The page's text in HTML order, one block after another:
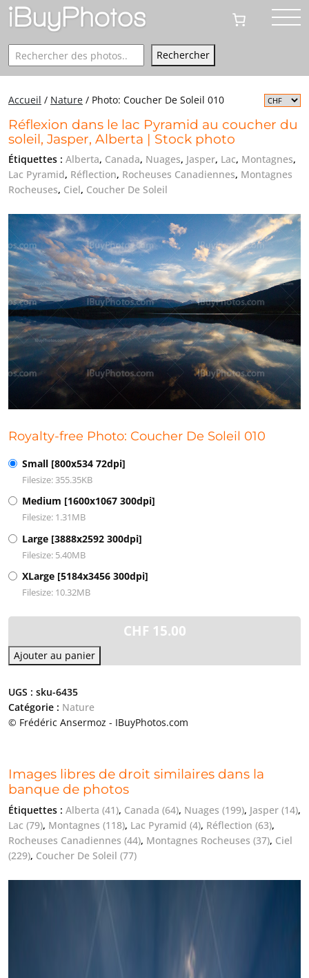
Rechercher Rechercher
Accueil / Nature / Photo: Coucher De Soleil 010
Réflexion dans le lac Pyramid au coucher du
soleil, Jasper, Alberta | Stock photo
Étiquettes : Alberta, Canada, Nuages, Jasper, Lac, Montagnes,
Lac Pyramid, Réflection, Rocheuses Canadiennes, Montagnes
Rocheuses, Ciel, Coucher De Soleil
Royalty-free Photo: Coucher De Soleil 010
Small [800x534 72dpi]
Filesize: 355.35KB
Medium [1600x1067 300dpi]
Filesize: 1.31MB
Large [3888x2592 300dpi]
Filesize: 5.40MB
XLarge [5184x3456 300dpi]
Filesize: 10.32MB
CHF 15.00
Ajouter au panier
UGS : sku-6435
Catégorie : Nature
© Frédéric Ansermoz - IBuyPhotos.com
Images libres de droit similaires dans la
banque de photos
Étiquettes : Alberta (41), Canada (64), Nuages (199), Jasper (14),
Lac (79), Montagnes (118), Lac Pyramid (4), Réflection (63),
Rocheuses Canadiennes (44), Montagnes Rocheuses (37), Ciel
(229), Coucher De Soleil (77)